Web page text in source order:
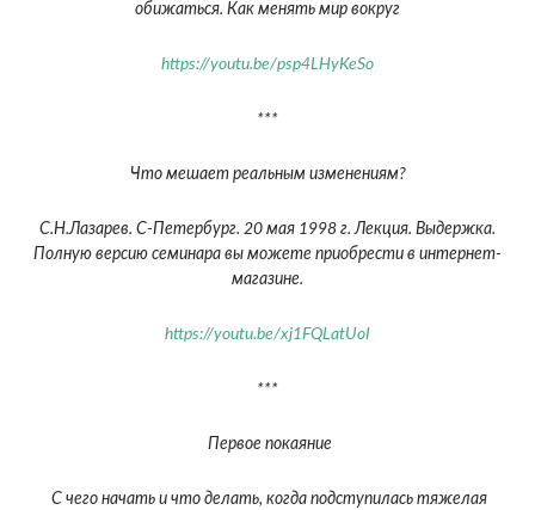
обижаться. Как менять мир вокруг
https://youtu.be/psp4LHyKeSo
***
Что мешает реальным изменениям?
С.Н.Лазарев. С-Петербург. 20 мая 1998 г. Лекция. Выдержка.
Полную версию семинара вы можете приобрести в интернет-
магазине.
https://youtu.be/xj1FQLatUoI
***
Первое покаяние
С чего начать и что делать, когда подступилась тяжелая